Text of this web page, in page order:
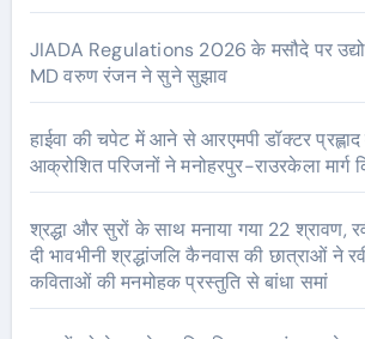
JIADA Regulations 2026 के मसौदे पर
MD वरुण रंजन ने सुने सुझाव
हाईवा की चपेट में आने से आरएमपी डॉक्टर प्रह्लाद
आक्रोशित परिजनों ने मनोहरपुर-राउरकेला मार्ग
श्रद्धा और सुरों के साथ मनाया गया 22 श्रावण,
दी भावभीनी श्रद्धांजलि कैनवास की छात्राओं ने
कविताओं की मनमोहक प्रस्तुति से बांधा समां